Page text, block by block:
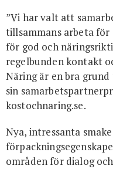
”Vi har valt att
tillsammans arbeta
för god och
regelbunden kontakt
Näring är en bra
sin
kostochnaring.se.
Nya, intressanta
områden för dialog